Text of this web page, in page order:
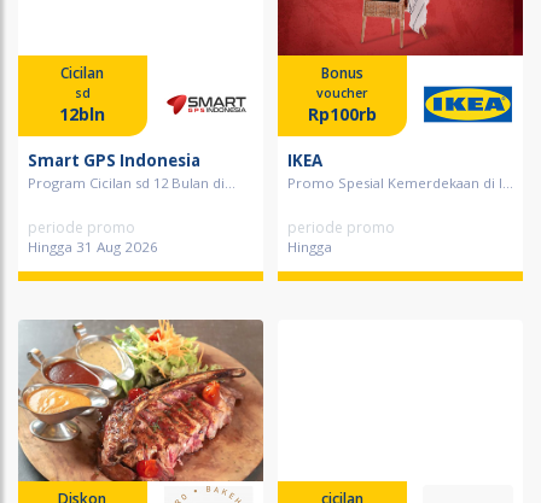
Cicilan
sd
12bln
Smart GPS Indonesia
Program Cicilan sd 12 Bulan di...
periode promo
Hingga 31 Aug 2026
Bonus
voucher
Rp100rb
IKEA
Promo Spesial Kemerdekaan di I...
periode promo
Hingga
Diskon cicilan